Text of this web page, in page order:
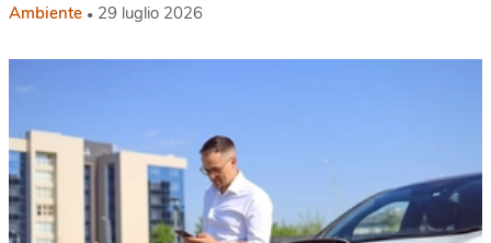
Ambiente 29 luglio 2026